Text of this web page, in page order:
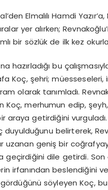
Elmalılı Hamdi
yer alırken;
bir sözlük de ilk kez
hazırladığı bu
Koç, şehri; müesseseleri,
olarak tanımladı.
merhumun edip,
getirdiğini
belirterek,
uzanan geniş bir
dile getirdi. Son
irfanından beslendiğini
söyleyen Koç,